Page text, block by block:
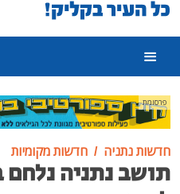
פרסומת
חדשות נתניה חדשות מקומיות
תושב נתניה נלחם